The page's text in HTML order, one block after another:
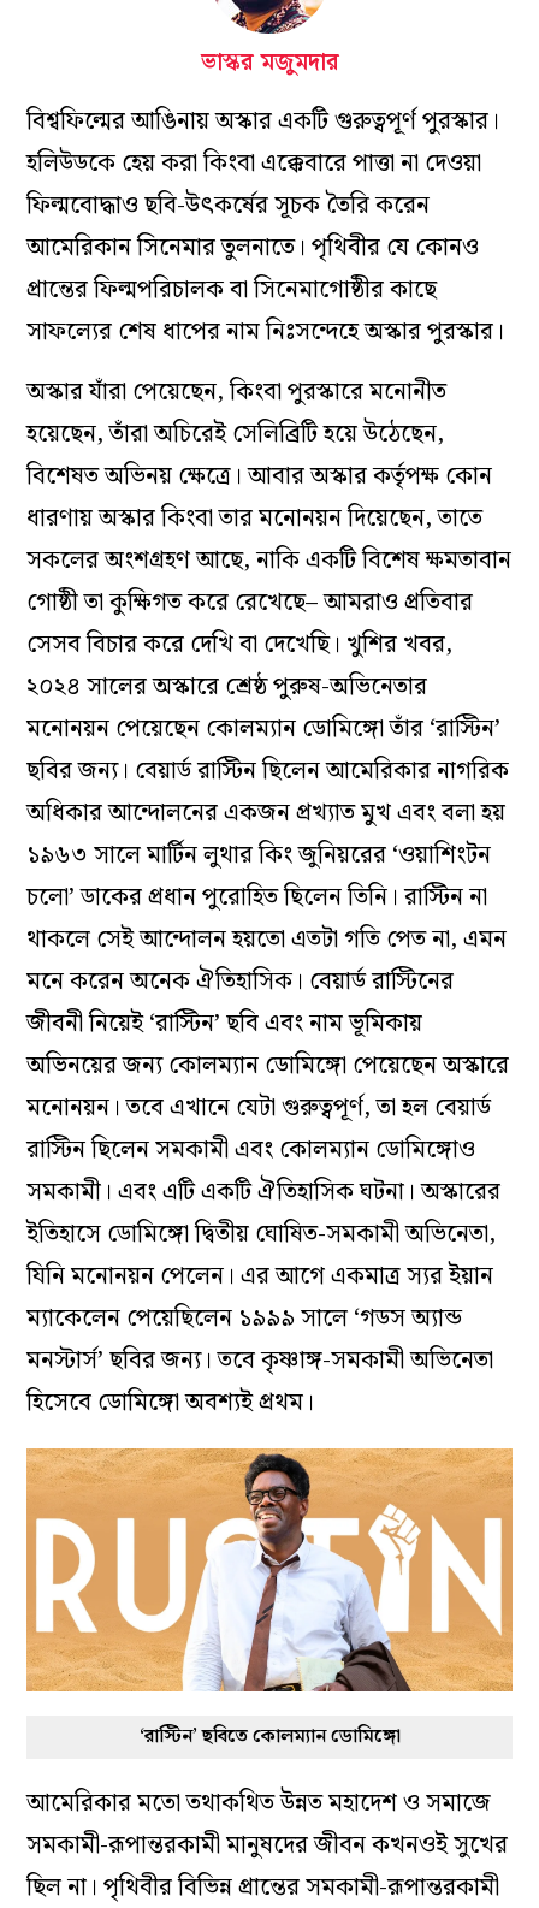
ভাস্কর মজুমদার
বিশ্বফিল্মের আঙিনায় অস্কার একটি গুরুত্বপূর্ণ পুরস্কার।
হলিউডকে হেয় করা কিংবা এক্কেবারে পাত্তা না দেওয়া
ফিল্মবোদ্ধাও ছবি-উৎকর্ষের সূচক তৈরি করেন
আমেরিকান সিনেমার তুলনাতে। পৃথিবীর যে কোনও
প্রান্তের ফিল্মপরিচালক বা সিনেমাগোষ্ঠীর কাছে
সাফল্যের শেষ ধাপের নাম নিঃসন্দেহে অস্কার পুরস্কার।
অস্কার যাঁরা পেয়েছেন, কিংবা পুরস্কারে মনোনীত
হয়েছেন, তাঁরা অচিরেই সেলিব্রিটি হয়ে উঠেছেন,
বিশেষত অভিনয় ক্ষেত্রে। আবার অস্কার কর্তৃপক্ষ কোন
ধারণায় অস্কার কিংবা তার মনোনয়ন দিয়েছেন, তাতে
সকলের অংশগ্রহণ আছে, নাকি একটি বিশেষ ক্ষমতাবান
গোষ্ঠী তা কুক্ষিগত করে রেখেছে– আমরাও প্রতিবার
সেসব বিচার করে দেখি বা দেখেছি। খুশির খবর,
২০২৪ সালের অস্কারে শ্রেষ্ঠ পুরুষ-অভিনেতার
মনোনয়ন পেয়েছেন কোলম্যান ডোমিঙ্গো তাঁর ‘রাস্টিন’
ছবির জন্য। বেয়ার্ড রাস্টিন ছিলেন আমেরিকার নাগরিক
অধিকার আন্দোলনের একজন প্রখ্যাত মুখ এবং বলা হয়
১৯৬৩ সালে মার্টিন লুথার কিং জুনিয়রের ‘ওয়াশিংটন
চলো’ ডাকের প্রধান পুরোহিত ছিলেন তিনি। রাস্টিন না
থাকলে সেই আন্দোলন হয়তো এতটা গতি পেত না, এমন
মনে করেন অনেক ঐতিহাসিক। বেয়ার্ড রাস্টিনের
জীবনী নিয়েই ‘রাস্টিন’ ছবি এবং নাম ভূমিকায়
অভিনয়ের জন্য কোলম্যান ডোমিঙ্গো পেয়েছেন অস্কারে
মনোনয়ন। তবে এখানে যেটা গুরুত্বপূর্ণ, তা হল বেয়ার্ড
রাস্টিন ছিলেন সমকামী এবং কোলম্যান ডোমিঙ্গোও
সমকামী। এবং এটি একটি ঐতিহাসিক ঘটনা। অস্কারের
ইতিহাসে ডোমিঙ্গো দ্বিতীয় ঘোষিত-সমকামী অভিনেতা,
যিনি মনোনয়ন পেলেন। এর আগে একমাত্র স্যর ইয়ান
ম্যাকেলেন পেয়েছিলেন ১৯৯৯ সালে ‘গডস অ্যান্ড
মনস্টার্স’ ছবির জন্য। তবে কৃষ্ণাঙ্গ-সমকামী অভিনেতা
হিসেবে ডোমিঙ্গো অবশ্যই প্রথম।
‘রাস্টিন’ ছবিতে কোলম্যান ডোমিঙ্গো
আমেরিকার মতো তথাকথিত উন্নত মহাদেশ ও সমাজে
সমকামী-রূপান্তরকামী মানুষদের জীবন কখনওই সুখের
ছিল না। পৃথিবীর বিভিন্ন প্রান্তের সমকামী-রূপান্তরকামী